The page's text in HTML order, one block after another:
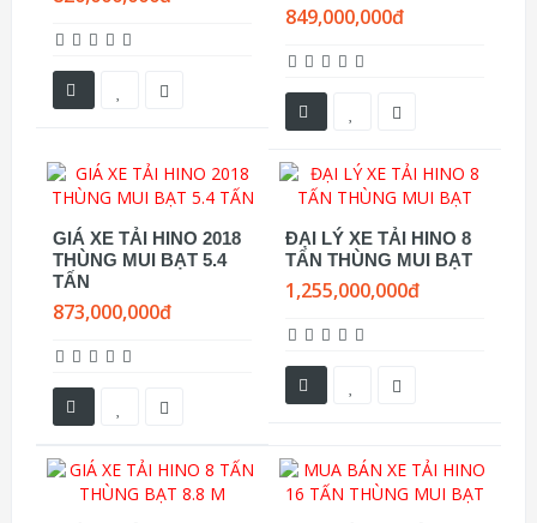
849,000,000đ
GIÁ XE TẢI HINO 2018
THÙNG MUI BẠT 5.4
TẤN
873,000,000đ
ĐẠI LÝ XE TẢI HINO 8
TẤN THÙNG MUI BẠT
1,255,000,000đ